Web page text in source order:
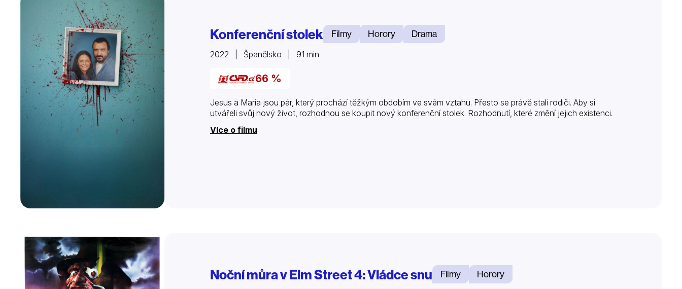
Konferenční stolek Filmy Horory Drama
2022 | Španělsko | 91 min
66 %
Jesus a Maria jsou pár, který prochází těžkým obdobím ve svém vztahu. Přesto se právě stali rodiči. Aby si
utvářeli svůj nový život, rozhodnou se koupit nový konferenční stolek. Rozhodnutí, které změní jejich existenci.
Více o filmu
Noční můra v Elm Street 4: Vládce snu Filmy Horory